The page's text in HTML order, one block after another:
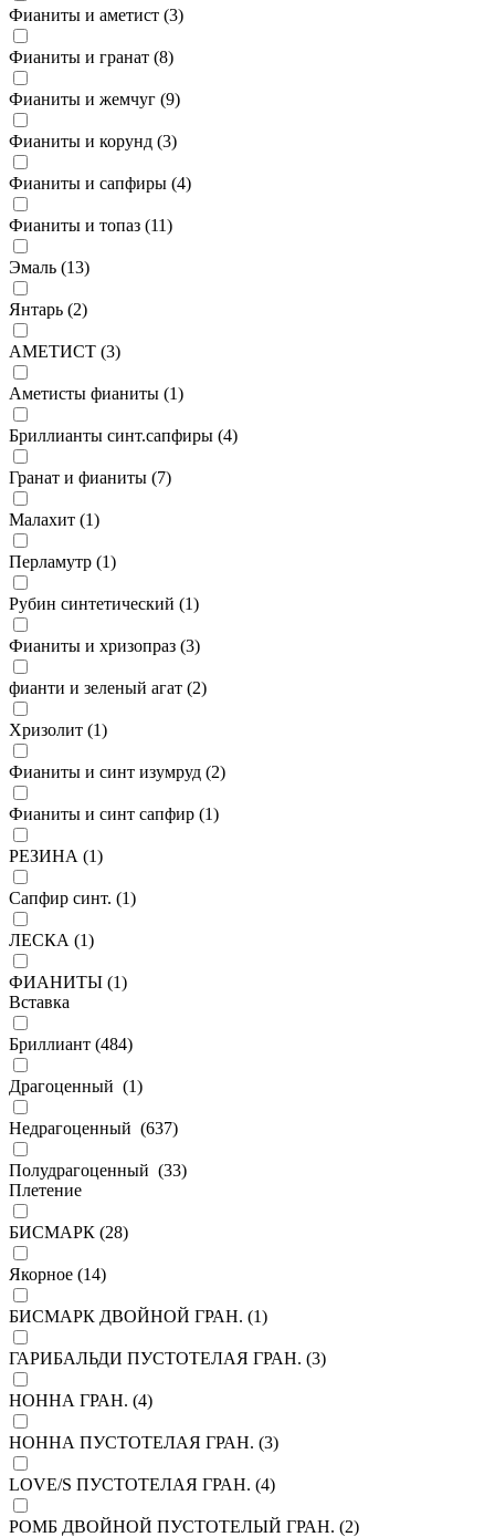
Фианиты и аметист (3)
Фианиты и гранат (8)
Фианиты и жемчуг (9)
Фианиты и корунд (3)
Фианиты и сапфиры (4)
Фианиты и топаз (11)
Эмаль (13)
Янтарь (2)
АМЕТИСТ (3)
Аметисты фианиты (1)
Бриллианты синт.сапфиры (4)
Гранат и фианиты (7)
Малахит (1)
Перламутр (1)
Рубин синтетический (1)
Фианиты и хризопраз (3)
фианти и зеленый агат (2)
Хризолит (1)
Фианиты и синт изумруд (2)
Фианиты и синт сапфир (1)
РЕЗИНА (1)
Сапфир синт. (1)
ЛЕСКА (1)
ФИАНИТЫ (1)
Вставка
Бриллиант (484)
Драгоценный (1)
Недрагоценный (637)
Полудрагоценный (33)
Плетение
БИСМАРК (28)
Якорное (14)
БИСМАРК ДВОЙНОЙ ГРАН. (1)
ГАРИБАЛЬДИ ПУСТОТЕЛАЯ ГРАН. (3)
НОННА ГРАН. (4)
НОННА ПУСТОТЕЛАЯ ГРАН. (3)
LOVE/S ПУСТОТЕЛАЯ ГРАН. (4)
РОМБ ДВОЙНОЙ ПУСТОТЕЛЫЙ ГРАН. (2)